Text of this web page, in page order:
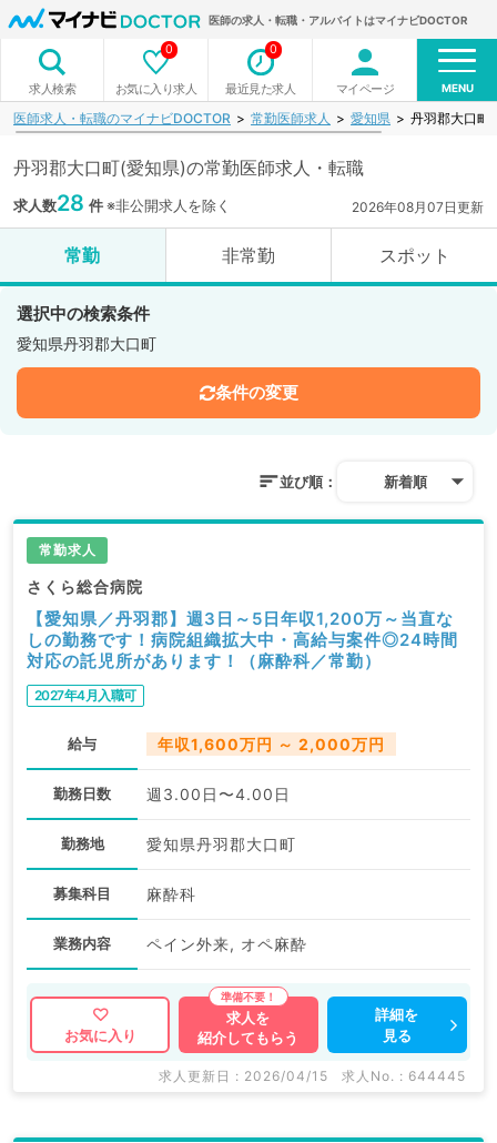
医師の求人・転職・アルバイトはマイナビDOCTOR
求人検索 お気に入り求人
0
最近見た求人
0
マイページ MENU
医師求人・転職のマイナビDOCTOR 常勤医師求人 愛知県 丹羽郡大口町
丹羽郡大口町(愛知県)の常勤医師求人・転職
求人数28 件※非公開求人を除く 2026年08月07日更新
常勤 非常勤 スポット
選択中の検索条件
愛知県丹羽郡大口町
条件の変更
並び順： 新着順
常勤求人
さくら総合病院
【愛知県／丹羽郡】週3日～5日年収1,200万～当直な
しの勤務です！病院組織拡大中・高給与案件◎24時間
対応の託児所があります！（麻酔科／常勤）
2027年4月入職可
給与 年収1,600万円 ～ 2,000万円
勤務日数 週3.00日〜4.00日
勤務地 愛知県丹羽郡大口町
募集科目 麻酔科
業務内容 ペイン外来, オペ麻酔
お気に入り
求人を
紹介してもらう
詳細を
見る
求人更新日 : 2026/04/15 求人No. : 644445